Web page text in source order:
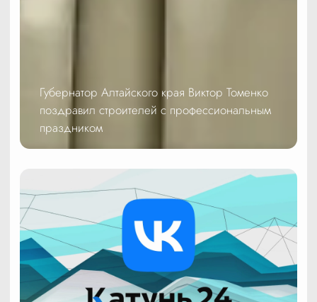
Губернатор Алтайского края Виктор Томенко
поздравил строителей с профессиональным
праздником